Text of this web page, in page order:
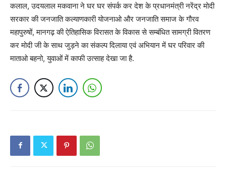
कलाल, उदयलाल मकवाना ने घर घर संपर्क कर देश के प्रधानमंत्री नरेंद्र मोदी
सरकार की जनजाति कल्याणकारी योजनाओ और जनजाति समाज के गौरव
महापुरुषों, मानगढ़ की ऐतिहासिक विरासत के विकास से सम्बंधित सामग्री वितरण
कर मोदी जी के साथ जुड़ने का संकल्प दिलाया एवं अभियान में घर परिवार की
माताओ बहनो, युवाओं में काफी उत्साह देखा जा है.